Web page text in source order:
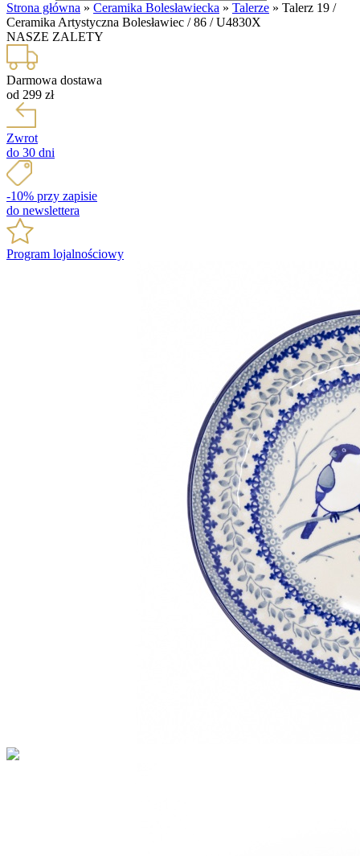
Strona główna » Ceramika Bolesławiecka » Talerze » Talerz 19 /
Ceramika Artystyczna Bolesławiec / 86 / U4830X
NASZE ZALETY
Darmowa dostawa
od 299 zł
Zwrot
do 30 dni
-10% przy zapisie
do newslettera
Program lojalnościowy